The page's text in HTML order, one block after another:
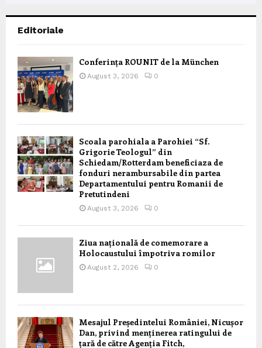
Editoriale
Conferința ROUNIT de la München
August 3, 2026 0
Scoala parohiala a Parohiei “Sf.
Grigorie Teologul” din
Schiedam/Rotterdam beneficiaza de
fonduri nerambursabile din partea
Departamentului pentru Romanii de
Pretutindeni
August 3, 2026 0
Ziua națională de comemorare a
Holocaustului împotriva romilor
August 2, 2026 0
Mesajul Președintelui României, Nicușor
Dan, privind menținerea ratingului de
țară de către Agenția Fitch,